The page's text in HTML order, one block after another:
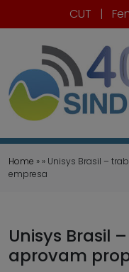
CUT |
Home » » Unisys Brasil –
empresa
Unisys Brasil
aprovam